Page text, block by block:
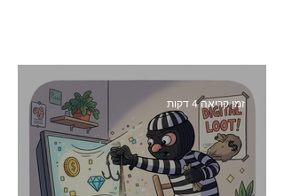
זמן קריאה 4 דקות